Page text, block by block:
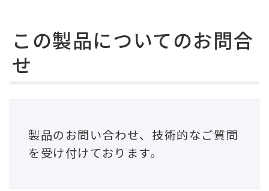
この製品についてのお問合
せ
製品のお問い合わせ、技術的なご質問
を受け付けております。